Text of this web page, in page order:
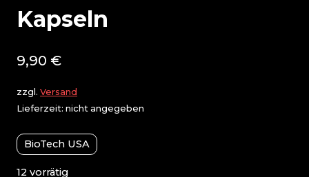
Kapseln
9,90 €
zzgl. Versand
Lieferzeit: nicht angegeben
BioTech USA
12 vorrätig